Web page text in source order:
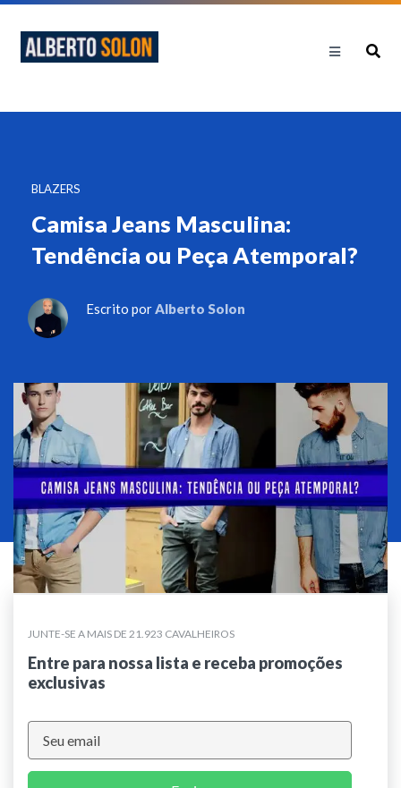
BLAZERS
Camisa Jeans Masculina:
Tendência ou Peça Atemporal?
Escrito porAlberto Solon
JUNTE-SE A MAIS DE 21.923 CAVALHEIROS
Entre para nossa lista e receba promoções
exclusivas